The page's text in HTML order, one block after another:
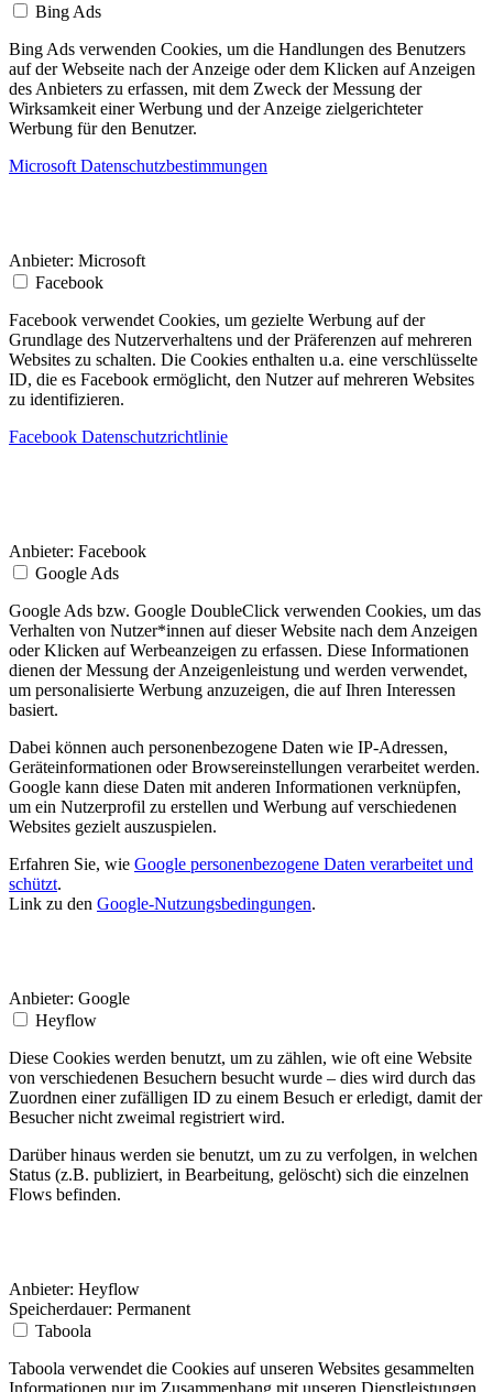
Bing Ads
Bing Ads verwenden Cookies, um die Handlungen des Benutzers
auf der Webseite nach der Anzeige oder dem Klicken auf Anzeigen
des Anbieters zu erfassen, mit dem Zweck der Messung der
Wirksamkeit einer Werbung und der Anzeige zielgerichteter
Werbung für den Benutzer.
Microsoft Datenschutzbestimmungen
Anbieter: Microsoft
Facebook
Facebook verwendet Cookies, um gezielte Werbung auf der
Grundlage des Nutzerverhaltens und der Präferenzen auf mehreren
Websites zu schalten. Die Cookies enthalten u.a. eine verschlüsselte
ID, die es Facebook ermöglicht, den Nutzer auf mehreren Websites
zu identifizieren.
Facebook Datenschutzrichtlinie
Anbieter: Facebook
Google Ads
Google Ads bzw. Google DoubleClick verwenden Cookies, um das
Verhalten von Nutzer*innen auf dieser Website nach dem Anzeigen
oder Klicken auf Werbeanzeigen zu erfassen. Diese Informationen
dienen der Messung der Anzeigenleistung und werden verwendet,
um personalisierte Werbung anzuzeigen, die auf Ihren Interessen
basiert.
Dabei können auch personenbezogene Daten wie IP-Adressen,
Geräteinformationen oder Browsereinstellungen verarbeitet werden.
Google kann diese Daten mit anderen Informationen verknüpfen,
um ein Nutzerprofil zu erstellen und Werbung auf verschiedenen
Websites gezielt auszuspielen.
Erfahren Sie, wie Google personenbezogene Daten verarbeitet und
schützt.
Link zu den Google-Nutzungsbedingungen.
Anbieter: Google
Heyflow
Diese Cookies werden benutzt, um zu zählen, wie oft eine Website
von verschiedenen Besuchern besucht wurde – dies wird durch das
Zuordnen einer zufälligen ID zu einem Besuch er erledigt, damit der
Besucher nicht zweimal registriert wird.
Darüber hinaus werden sie benutzt, um zu zu verfolgen, in welchen
Status (z.B. publiziert, in Bearbeitung, gelöscht) sich die einzelnen
Flows befinden.
Anbieter: Heyflow
Speicherdauer: Permanent
Taboola
Taboola verwendet die Cookies auf unseren Websites gesammelten
Informationen nur im Zusammenhang mit unseren Dienstleistungen.